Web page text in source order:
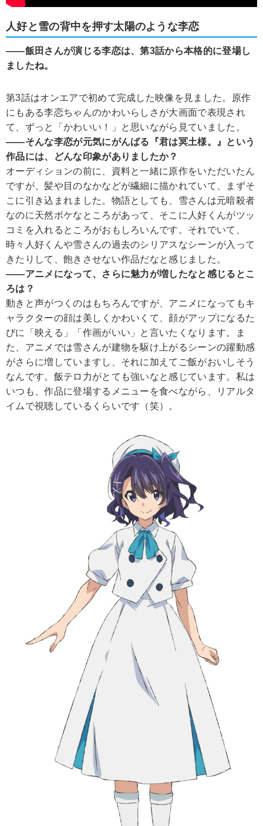
人好と雪の背中を押す太陽のような李恋
――飯田さんが演じる李恋は、第3話から本格的に登場し
ましたね。
第3話はオンエアで初めて完成した映像を見ました。原作
にもある李恋ちゃんのかわいらしさが大画面で表現され
て、ずっと「かわいい！」と思いながら見ていました。
――そんな李恋が元気にがんばる『君は冥土様。』という
作品には、どんな印象がありましたか？
オーディションの前に、資料と一緒に原作をいただいたん
ですが、髪や目のなかなどが繊細に描かれていて、まずそ
こに引き込まれました。物語としても、雪さんは元暗殺者
なのに天然ボケなところがあって、そこに人好くんがツッ
コミを入れるところがおもしろいんです。それでいて、
時々人好くんや雪さんの過去のシリアスなシーンが入って
きたりして、飽きさせない作品だなと感じました。
――アニメになって、さらに魅力が増したなと感じるとこ
ろは？
動きと声がつくのはもちろんですが、アニメになってもキ
ャラクターの顔は美しくかわいくて、顔がアップになるた
びに「映える」「作画がいい」と言いたくなります。ま
た、アニメでは雪さんが建物を駆け上がるシーンの躍動感
がさらに増していますし、それに加えてご飯がおいしそう
なんです。飯テロ力がとても強いなと感じています。私は
いつも、作品に登場するメニューを食べながら、リアルタ
イムで視聴しているくらいです（笑）。